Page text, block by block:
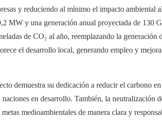
y reduciendo al mínimo el impacto ambiental
MW y una generación anual proyectada de 130
de CO₂ al año, reemplazando la generación
el desarrollo local, generando empleo y
demuestra su dedicación a reducir el carbono
en desarrollo. También, la neutralización
medioambientales de manera clara y